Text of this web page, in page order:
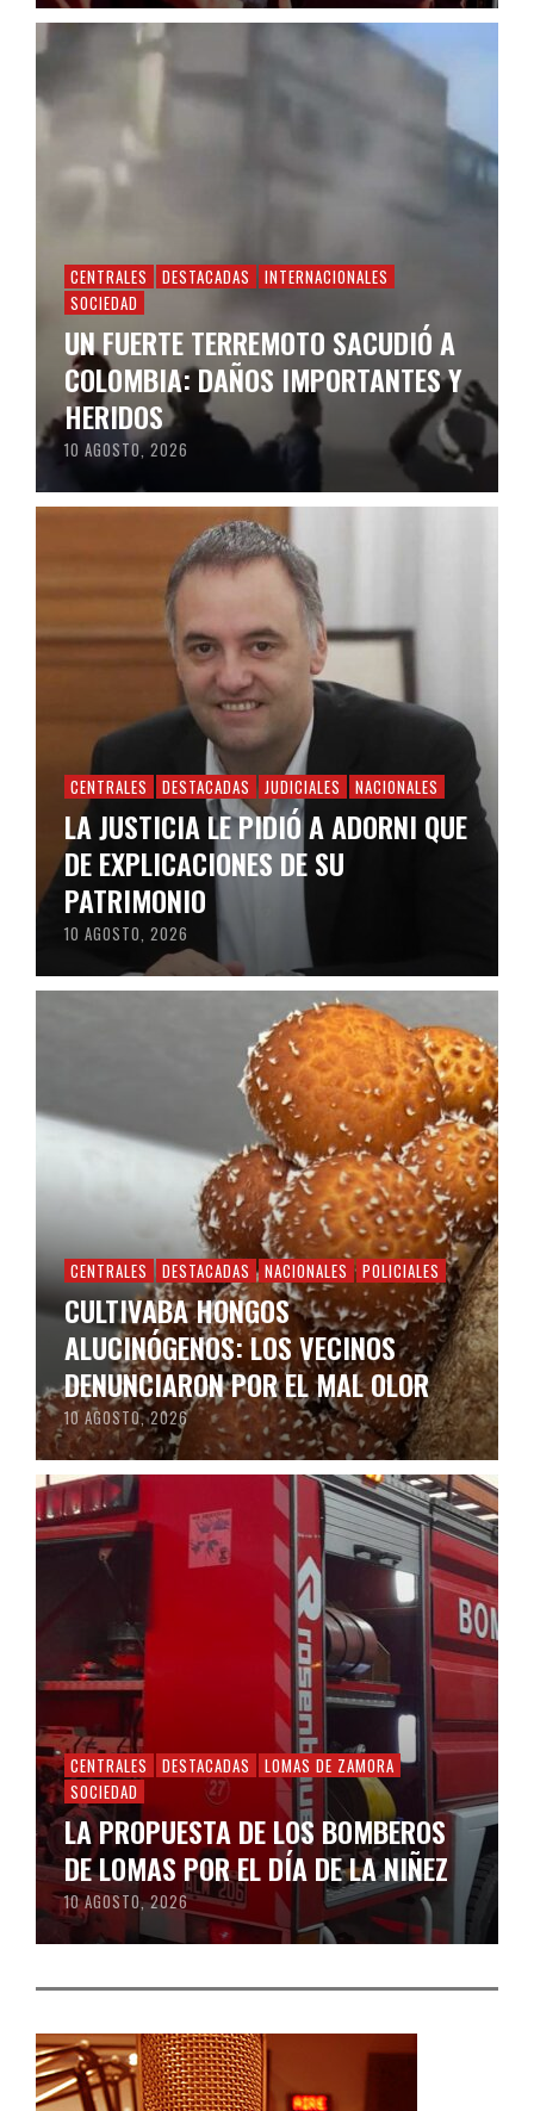
CENTRALES DESTACADAS
INTERNACIONALES
SOCIEDAD
UN FUERTE TERREMOTO SACUDIÓ A
COLOMBIA: DAÑOS IMPORTANTES Y
HERIDOS
10 AGOSTO, 2026
CENTRALES DESTACADAS JUDICIALES NACIONALES
LA JUSTICIA LE PIDIÓ A ADORNI QUE
DE EXPLICACIONES DE SU
PATRIMONIO
10 AGOSTO, 2026
CENTRALES DESTACADAS NACIONALES POLICIALES
CULTIVABA HONGOS
ALUCINÓGENOS: LOS VECINOS
DENUNCIARON POR EL MAL OLOR
10 AGOSTO, 2026
CENTRALES DESTACADAS
LOMAS DE ZAMORA
SOCIEDAD
LA PROPUESTA DE LOS BOMBEROS
DE LOMAS POR EL DÍA DE LA NIÑEZ
10 AGOSTO, 2026